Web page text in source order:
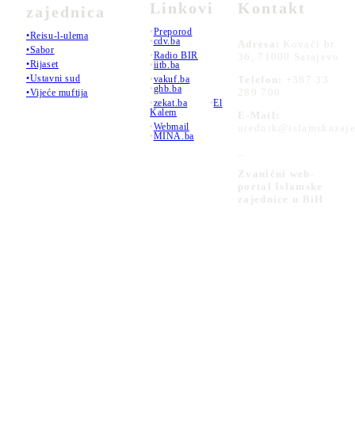
zajednica
•Reisu-l-ulema
•Sabor
•Rijaset
•Ustavni sud
•Vijeće muftija
Linkovi
•Preporod
•cdv.ba
•Radio BIR
•iitb.ba
•vakuf.ba
•ghb.ba
•zekat.ba •El
Kalem
•Webmail
•MINA.ba
Kontakt
Adresa:
Kovači br.
36, 71000 Sarajevo
Telefon:
+387 33
289 700
E-Mail:
Zvanični web-
portal Islamske
zajednice u BiH